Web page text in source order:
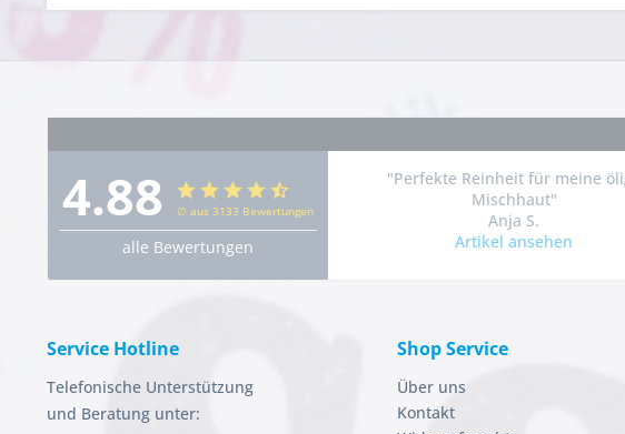
4.88 ∅ aus 3133 Bewertungen
alle Bewertungen
"Perfekte Reinheit für meine
Mischhaut"
Anja S.
Artikel ansehen
Service Hotline
Telefonische Unterstützung
und Beratung unter:
Shop Service
Über uns
Kontakt